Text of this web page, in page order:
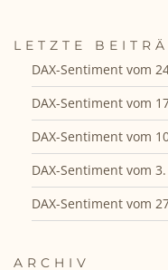
LETZTE
DAX-Sentiment vom
DAX-Sentiment vom
DAX-Sentiment vom
DAX-Sentiment vom
DAX-Sentiment vom
ARCHIV